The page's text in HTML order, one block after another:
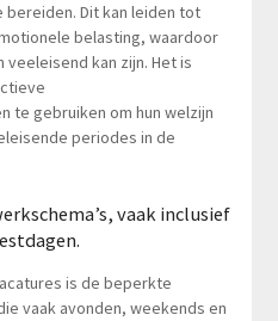
Dit kan leiden tot
belasting, waardoor
kan zijn. Het is
te gebruiken om hun welzijn
periodes in de
vaak inclusief
is de beperkte
vaak avonden, weekends en